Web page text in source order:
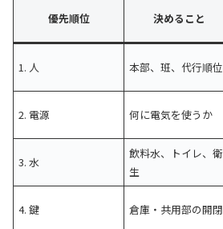
優先順位 決めること
1. 人 本部、班、代行順位
2. 電源 何に電気を使うか
3. 水
飲料水、トイレ、衛
生
4. 鍵 倉庫・共用部の開閉